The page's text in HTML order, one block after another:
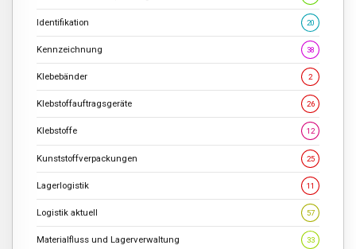
Identifikation 20
Kennzeichnung 38
Klebebänder 2
Klebstoffauftragsgeräte 26
Klebstoffe 12
Kunststoffverpackungen 25
Lagerlogistik 11
Logistik aktuell 57
Materialfluss und Lagerverwaltung 33